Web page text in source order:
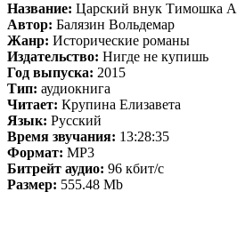
Название: Царский внук Тимошка
Автор: Балязин Вольдемар
Жанр: Исторические романы
Издательство: Нигде не купишь
Год выпуска: 2015
Тип: аудиокнига
Читает: Крупина Елизавета
Язык: Русский
Время звучания: 13:28:35
Формат: MP3
Битрейт аудио: 96 кбит/c
Размер: 555.48 Mb